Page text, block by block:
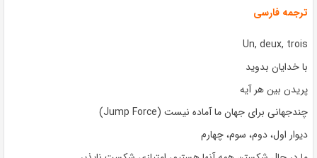
ترجمه فارسی
Un, deux, trois
با خدایان بدوید
پریدن بین هر آیه
چندجهانی برای جهان ما آماده نیست (Jump Force)
دیوار اول، دوم، سوم، چهارم